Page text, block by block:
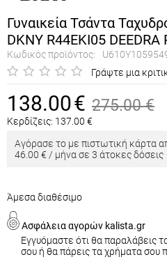
Γυναικεία Τσάντα
DKNY R44EKI05 DEEDRA
Κωδικός προϊόντος:
Γράψτε μια
138.00€ 275.00 €
Κερδίζεις: 137.00 €
Αγόρασε το με πιστωτική κάρτα
46.00 € / μήνα σε 3 άτοκες δόσεις
Άμεσα διαθέσιμο
Ασφάλεια αγορών kalista.gr
Εγγυόμαστε ότι θα παραλάβεις
σου ή θα πάρεις τα χρήματα σου